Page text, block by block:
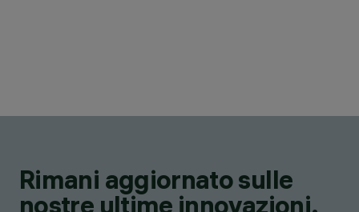
Rimani aggiornato sulle
nostre ultime innovazioni.